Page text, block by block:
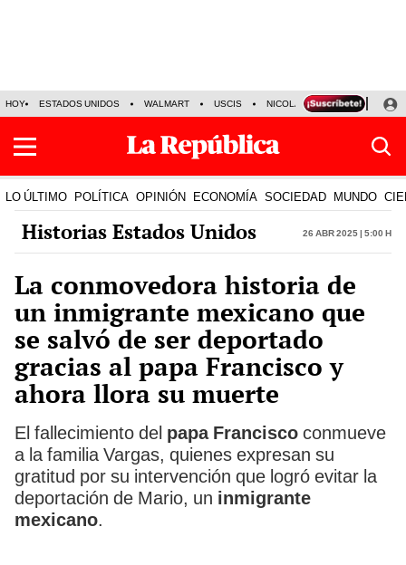
HOY ESTADOS UNIDOS WALMART USCIS NICOLÁS MADURO P-8
LO ÚLTIMO POLÍTICA OPINIÓN ECONOMÍA SOCIEDAD MUNDO
Historias Estados Unidos 26 Abr 2025 | 5:00 h
La conmovedora historia de
un inmigrante mexicano que
se salvó de ser deportado
gracias al papa Francisco y
ahora llora su muerte
El fallecimiento del papa Francisco conmueve
a la familia Vargas, quienes expresan su
gratitud por su intervención que logró evitar la
deportación de Mario, un inmigrante
mexicano.